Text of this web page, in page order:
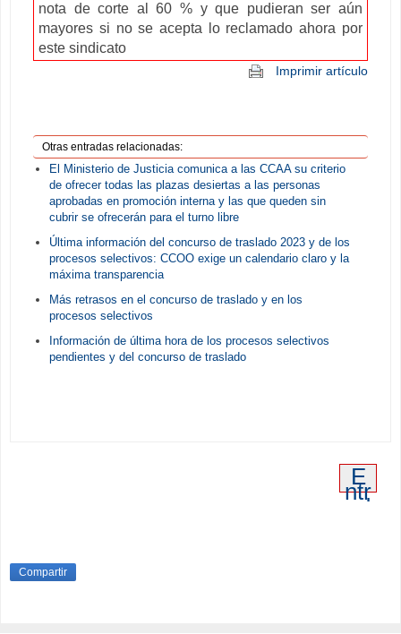
nota de corte al 60 % y que pudieran ser aún
mayores si no se acepta lo reclamado ahora por
este sindicato
Imprimir artículo
Otras entradas relacionadas:
El Ministerio de Justicia comunica a las CCAA su criterio
de ofrecer todas las plazas desiertas a las personas
aprobadas en promoción interna y las que queden sin
cubrir se ofrecerán para el turno libre
Última información del concurso de traslado 2023 y de los
procesos selectivos: CCOO exige un calendario claro y la
máxima transparencia
Más retrasos en el concurso de traslado y en los
procesos selectivos
Información de última hora de los procesos selectivos
pendientes y del concurso de traslado
E
ntr
ad
Compartir